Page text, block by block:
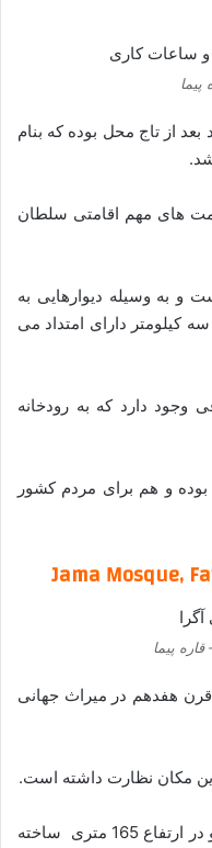
پیما
بعد از تاج محل بوده که بنام
از قسمت های مهم اقامتی سلطان
و به وسیله دیوارهایی به
کیلومتر دارای امتداد می
وجود دارد که به رودخانه
بوده و هم برای مردم کشور
پیما
هفدهم در میراث جهانی
مکان نظارت داشته است.
این مکان در مساحتی حدود 1500 متر و در ارتفاع 165 متری ساخته